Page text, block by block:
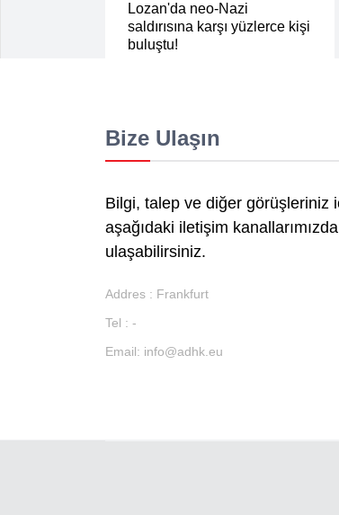
Lozan'da neo-Nazi
saldırısına karşı yüzlerce kişi
buluştu!
Bize Ulaşın
Bilgi, talep ve diğer görüşleriniz
aşağıdaki iletişim
ulaşabilirsiniz.
Addres : Frankfurt
Tel : -
Email: info@adhk.eu